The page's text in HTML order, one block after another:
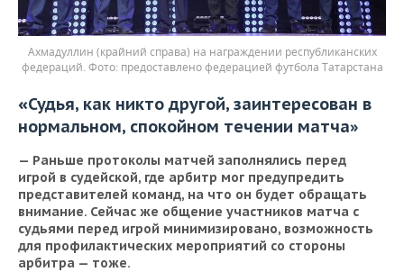
Ахмадуллин (крайний справа) на награждении республиканских
федераций.
предоставлено федерацией футбола Татарстана
«Судья, как никто другой, заинтересован в
нормальном, спокойном течении матча»
— Раньше протоколы матчей заполнялись перед
игрой в судейской, где арбитр мог предупредить
представителей команд, на что он будет обращать
внимание. Сейчас же общение участников матча с
судьями перед игрой минимизировано, возможность
для профилактических мероприятий со стороны
арбитра — тоже.